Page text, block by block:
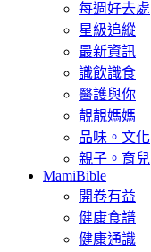
每週好去處
星級追縱
最新資訊
識飲識食
醫護與你
靚靚媽媽
品味。文化
親子。育兒
MamiBible
開卷有益
健康食譜
健康通識